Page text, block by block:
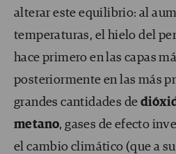
alterar este equilibrio: al
temperaturas, el hielo del
hace primero en las capas
posteriormente en las más
grandes cantidades de
metano, gases de efecto
el cambio climático (que a